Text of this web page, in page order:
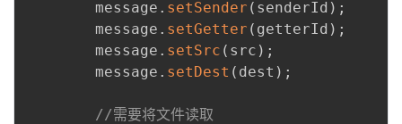
        message
. setSender ( senderId ) ;
        message
. setGetter ( getterId ) ;
        message
. setSrc ( src ) ;
        message
. setDest ( dest ) ;
//需要将文件读取